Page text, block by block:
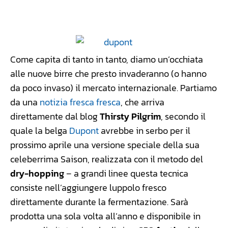
Come capita di tanto in tanto, diamo un’occhiata
alle nuove birre che presto invaderanno (o hanno
da poco invaso) il mercato internazionale. Partiamo
da una notizia fresca fresca, che arriva
direttamente dal blogThirsty Pilgrim, secondo il
quale la belga Dupontavrebbe in serbo per il
prossimo aprile una versione speciale della sua
celeberrima Saison, realizzata con il metodo del
dry-hopping– a grandi linee questa tecnica
consiste nell’aggiungere luppolo fresco
direttamente durante la fermentazione. Sarà
prodotta una sola volta all’anno e disponibile in